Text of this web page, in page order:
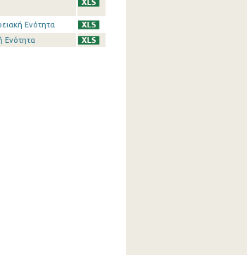
Ενότητα
Ενότητα